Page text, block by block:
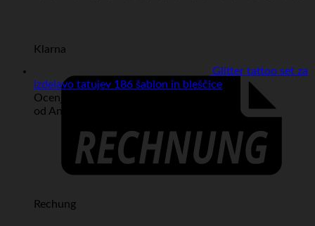
Klarna
Rechung
Glitter tattoo set za
izdelavo tatujev 186 šablon in bleščice
Ocenjeno
od Anonimno